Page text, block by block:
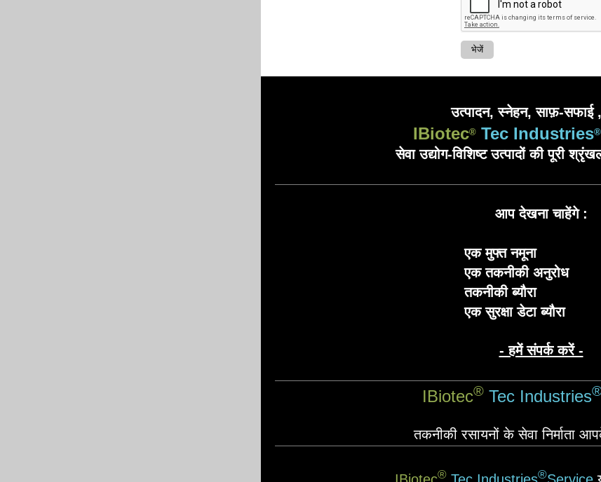
उत्पादन, स्नेहन, साफ़-सफाई ,
IBiotec®Tec Industries®
सेवा उद्योग-विशिष्ट उत्पादों की पूरी
आप देखना चाहेंगे:
एक मुफ्त नमूना
एक तकनीकी अनुरोध
तकनीकी ब्यौरा
एक सुरक्षा डेटा ब्यौरा
- हमें संपर्क करें -
IBiotec®Tec Industries
तकनीकी रसायनों के सेवा निर्माता
® ®